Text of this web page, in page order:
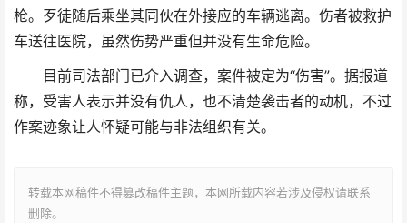
枪。歹徒随后乘坐其同伙在外接应的车辆逃离。伤者被救护
车送往医院，虽然伤势严重但并没有生命危险。
目前司法部门已介入调查，案件被定为“伤害”。据报道
称，受害人表示并没有仇人，也不清楚袭击者的动机，不过
作案迹象让人怀疑可能与非法组织有关。
转载本网稿件不得篡改稿件主题，本网所载内容若涉及侵权请联系
删除。